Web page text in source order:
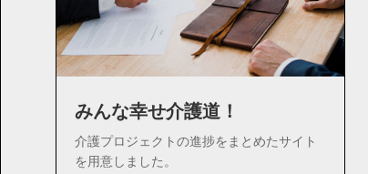
みんな幸せ介護道！
介護プロジェクトの進捗をまとめたサイト
を用意しました。